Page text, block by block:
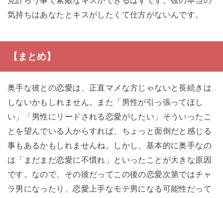
気持ちはあなたとキスがしたくて仕方がないんです。
【まとめ】
奥手な彼との恋愛は、正直マメな方じゃないと長続きは
しないかもしれません。また「男性が引っ張ってほし
い」「男性にリードされる恋愛がしたい」そういったこ
とを望んでいる人からすれば、ちょっと面倒だと感じる
事もあるかもしれませんね。しかし、基本的に奥手なの
は「まだまだ恋愛に不慣れ」といったことが大きな原因
です。なので、その彼だってこの後の恋愛次第ではチャ
ラ男になったり、恋愛上手なモテ男になる可能性だって